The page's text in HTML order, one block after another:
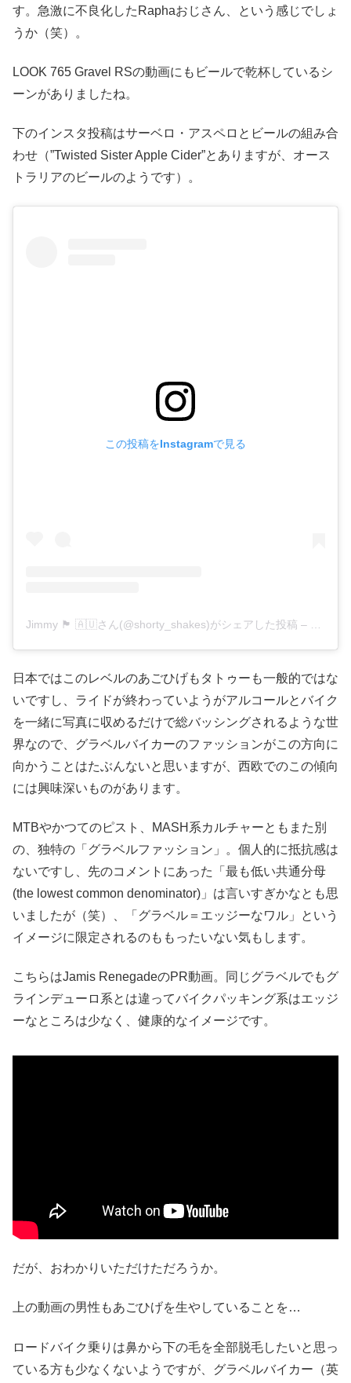
す。急激に不良化したRaphaおじさん、という感じでしょ
うか（笑）。
LOOK 765 Gravel RSの動画にもビールで乾杯しているシ
ーンがありましたね。
下のインスタ投稿はサーベロ・アスペロとビールの組み合
わせ（”Twisted Sister Apple Cider”とありますが、オース
トラリアのビールのようです）。
この投稿をInstagramで見る
Jimmy 🏴󠁧󠁢󠁷󠁬󠁳󠁿 🇦🇺さん(@shorty_shakes)がシェアした投稿 – 2019年
日本ではこのレベルのあごひげもタトゥーも一般的ではな
いですし、ライドが終わっていようがアルコールとバイク
を一緒に写真に収めるだけで総バッシングされるような世
界なので、グラベルバイカーのファッションがこの方向に
向かうことはたぶんないと思いますが、西欧でのこの傾向
には興味深いものがあります。
MTBやかつてのピスト、MASH系カルチャーともまた別
の、独特の「グラベルファッション」。個人的に抵抗感は
ないですし、先のコメントにあった「最も低い共通分母
(the lowest common denominator)」は言いすぎかなとも思
いましたが（笑）、「グラベル＝エッジーなワル」という
イメージに限定されるのももったいない気もします。
こちらはJamis RenegadeのPR動画。同じグラベルでもグ
ラインデューロ系とは違ってバイクパッキング系はエッジ
ーなところは少なく、健康的なイメージです。
だが、おわかりいただけただろうか。
上の動画の男性もあごひげを生やしていることを…
ロードバイク乗りは鼻から下の毛を全部脱毛したいと思っ
ている方も少なくないようですが、グラベルバイカー（英